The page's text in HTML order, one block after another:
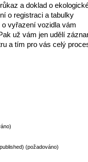
a doklad o
o registraci a tabulky
vyřazení vozidla vám
už vám jen udělí
a tím pro vás celý
(požadováno)